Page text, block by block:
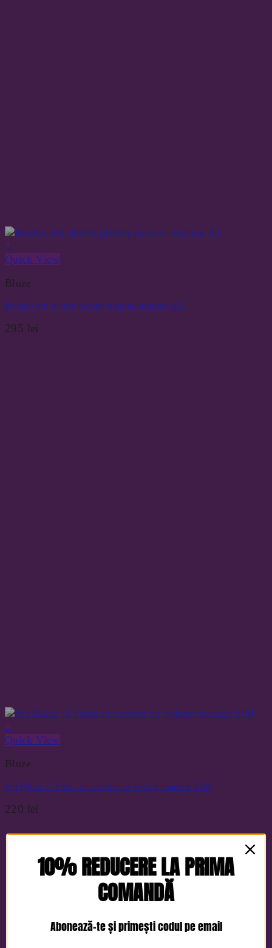
Quick View
Bluze
Rochie din denim pictata manual marime XL
295 lei
Quick View
Bluze
Set Bluza si Fusta in carouri cu volane marime S/M
220 lei
10% REDUCERE LA PRIMA
COMANDĂ
Abonează-te și primești codul pe email